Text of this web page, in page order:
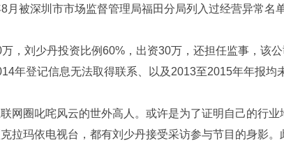
被深圳市市场监督管理局福田分局列入过经营异常名单
，刘少丹投资比例60%，出资30万，还担任监事，该公
年登记信息无法取得联系、以及2013至2015年年报均
网圈叱咤风云的世外高人。或许是为了证明自己的行业
拉玛依电视台，都有刘少丹接受采访参与节目的身影。